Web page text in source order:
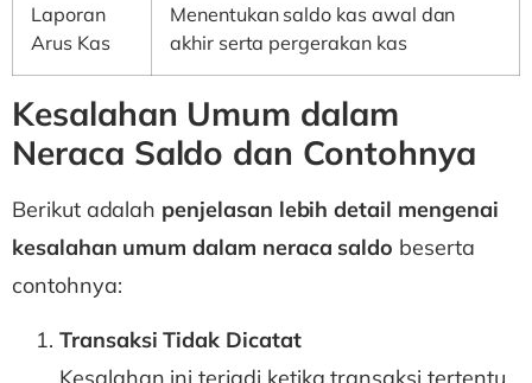
Laporan
Arus Kas
Menentukan saldo kas awal dan
akhir serta pergerakan kas
Kesalahan Umum dalam
Neraca Saldo dan Contohnya
Berikut adalah penjelasan lebih detail mengenai
kesalahan umum dalam neraca saldo beserta
contohnya:
Transaksi Tidak Dicatat